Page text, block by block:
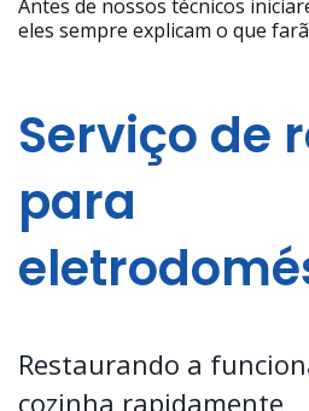
Antes de nossos técnicos
eles sempre explicam o que
Serviço de
para
Restaurando a
cozinha rapidamente